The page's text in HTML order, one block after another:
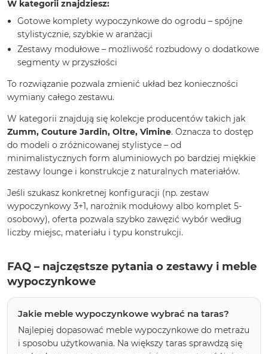
W kategorii znajdziesz:
Gotowe komplety wypoczynkowe do ogrodu – spójne
stylistycznie, szybkie w aranżacji
Zestawy modułowe – możliwość rozbudowy o dodatkowe
segmenty w przyszłości
To rozwiązanie pozwala zmienić układ bez konieczności
wymiany całego zestawu.
W kategorii znajdują się kolekcje producentów takich jak
Zumm, Couture Jardin, Oltre, Vimine. Oznacza to dostęp
do modeli o zróżnicowanej stylistyce – od
minimalistycznych form aluminiowych po bardziej miękkie
zestawy lounge i konstrukcje z naturalnych materiałów.
Jeśli szukasz konkretnej konfiguracji (np. zestaw
wypoczynkowy 3+1, narożnik modułowy albo komplet 5-
osobowy), oferta pozwala szybko zawęzić wybór według
liczby miejsc, materiału i typu konstrukcji.
FAQ – najczęstsze pytania o zestawy i meble
wypoczynkowe
Jakie meble wypoczynkowe wybrać na taras?
Najlepiej dopasować meble wypoczynkowe do metrażu
i sposobu użytkowania. Na większy taras sprawdzą się